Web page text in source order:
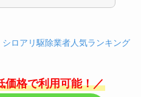
シロアリ駆除業者人気ランキング
価格で利用可能！／